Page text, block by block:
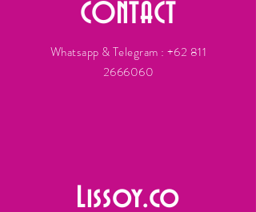
CONTACT
Whatsapp & Telegram : +62 811
2666060
Lissoy.co